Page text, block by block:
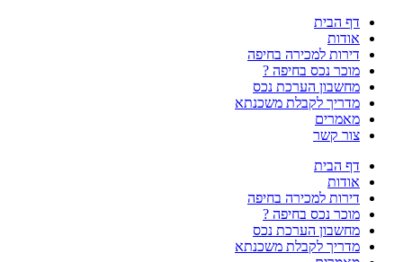
דף הבית
אודות
דירות למכירה בחיפה
מוכר נכס בחיפה ?
מחשבון הערכת נכס
מדריך לקבלת משכנתא
מאמרים
צור קשר
דף הבית
אודות
דירות למכירה בחיפה
מוכר נכס בחיפה ?
מחשבון הערכת נכס
מדריך לקבלת משכנתא